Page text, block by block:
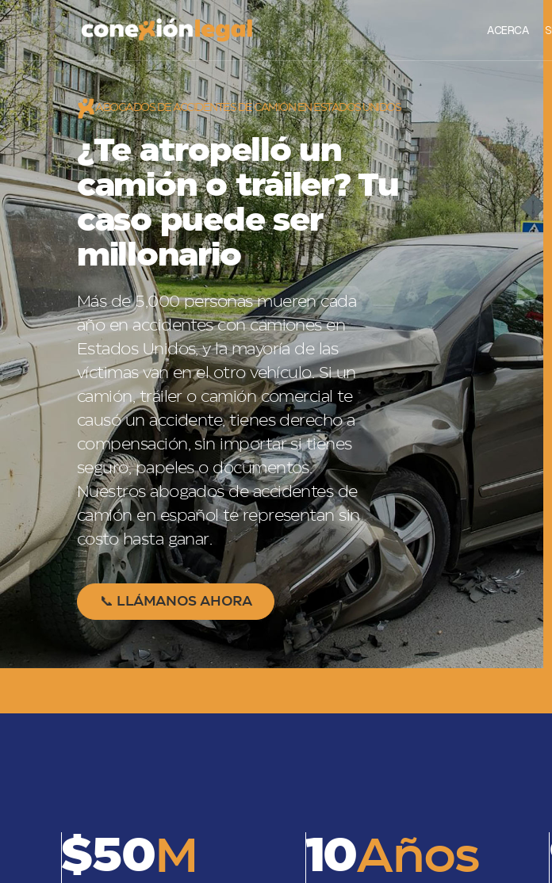
ACERCA
ABOGADOS DE ACCIDENTES DE CAMIÓN EN ESTADOS UNIDOS
¿Te atropelló un
camión o tráiler? Tu
caso puede ser
millonario
Más de 5,000 personas mueren cada
año en accidentes con camiones en
Estados Unidos, y la mayoría de las
víctimas van en el otro vehículo. Si un
camión, tráiler o camión comercial te
causó un accidente, tienes derecho a
compensación, sin importar si tienes
seguro, papeles o documentos.
Nuestros abogados de accidentes de
camión en español te representan sin
costo hasta ganar.
📞 LLÁMANOS AHORA
$50M 10Años